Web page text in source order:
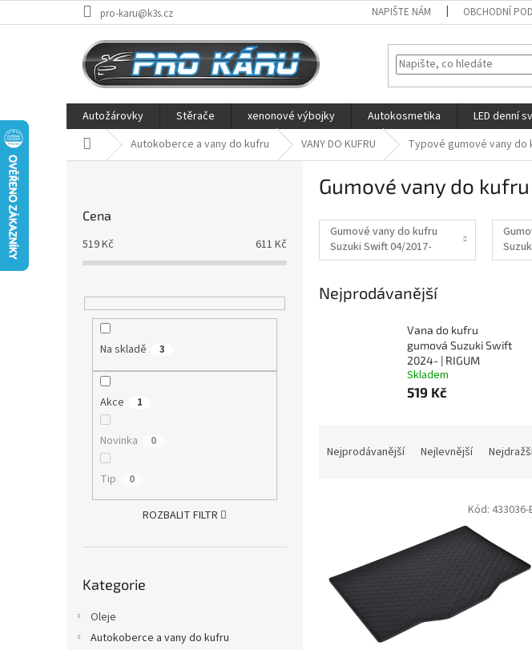
na
pro-karu@k3s.cz NAPIŠTE NÁM OBCHODNÍ
Autožárovky Stěrače xenonové výbojky Autokosmetika LED denní
Domů Autokoberce a vany do kufru VANY DO KUFRU Typové gumové vany do
Cena
519Kč 611 Kč
Na skladě 3
Akce 1
Novinka 0
Tip 0
ROZBALIT FILTR
kategorie
Kategorie
Oleje
Autokoberce a vany do kufru
Gumové vany do
Gumové vany do kufru
Suzuki Swift 04/2017-
Nejprodávanější
Vana do kufru
gumová Suzuki Swift
2024- | RIGUM
Skladem
519 Kč
Nejprodávanější Nejlevnější
Kód: 433036-